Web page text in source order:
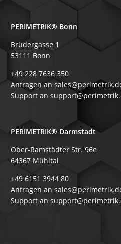
PERIMETRIK® Bonn
Brüdergasse 1
53111 Bonn
+49 228 7636 350
Anfragen an
Support an
PERIMETRIK® Darmstadt
Ober-Ramstädter Str. 96e
64367 Mühltal
+49 6151 3944 80
Anfragen an
Support an